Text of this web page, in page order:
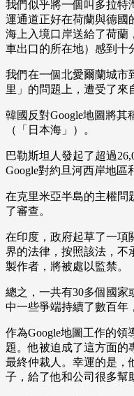
我們似乎將一個叫多拉特
運通道正好在荷蘭與德國
海上入境口岸送給了荷蘭
車出口的所在地）感到十
我們在一個北愛爾蘭城市
里」的問題上，遭受了來
韓國反對Google地圖將
（「日本海」）。
巴勒斯坦人發起了超過
Google對約旦河西岸地區
在克里米亞半島的主權問
了審查。
在印度，政府起草了一項
界的法律，按照該法，不
製作者，將被處以監禁。
總之，一共有30多個國家
中一些爭端持續了數百年
作為Google地圖工作的領
題。他被迫成了這方面的
最終仲裁人。幸運的是，
子，給了他和公司很多幫